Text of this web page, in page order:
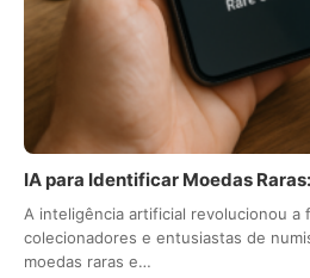
IA para Identificar Moedas
A inteligência artificial revolucionou a
colecionadores e entusiastas de
moedas raras e…